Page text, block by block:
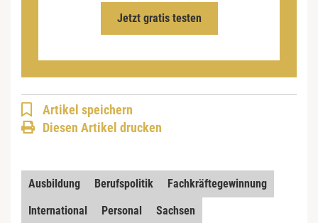
Jetzt gratis testen
Artikel speichern
Diesen Artikel drucken
Ausbildung Berufspolitik
Fachkräftegewinnung
International
Personal Sachsen